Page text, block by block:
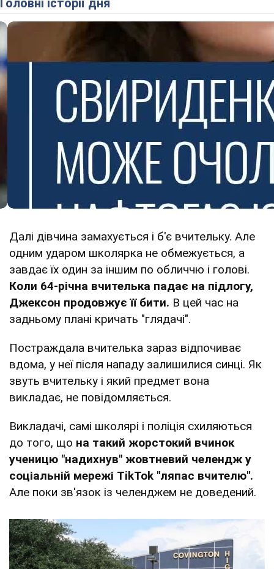
Головні історії дня
Далі дівчина замахується і б'є вчительку. Але
одним ударом школярка не обмежується, а
завдає їх один за іншим по обличчю і голові.
Коли 64-річна вчителька падає на підлогу,
Джексон продовжує її бити. В цей час на
задньому плані кричать "глядачі".
Постраждала вчителька зараз відпочиває
вдома, у неї після нападу залишилися синці. Як
звуть вчительку і який предмет вона
викладає, не повідомляється.
Викладачі, самі школярі і поліція схиляються
до того, що на такий жорстокий вчинок
ученицю "надихнув" жовтневий челендж у
соціальній мережі TikTok "ляпас вчителю".
Але поки зв'язок із челенджем не доведений.